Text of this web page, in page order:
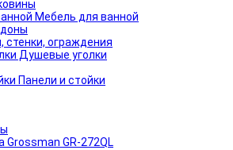
Мебель для ванной
ограждения
Душевые уголки
Панели и стойки
Grossman GR-272QL